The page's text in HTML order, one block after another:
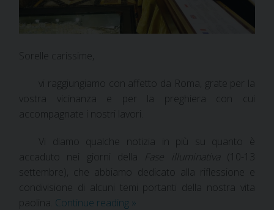
Sorelle carissime,
vi raggiungiamo con affetto da Roma, grate per la
vostra vicinanza e per la preghiera con cui
accompagnate i nostri lavori.
Vi diamo qualche notizia in più su quanto è
accaduto nei giorni della
Fase illuminativa
(10-13
settembre), che abbiamo dedicato alla riflessione e
condivisione di alcuni temi portanti della nostra vita
paolina. Continue reading »